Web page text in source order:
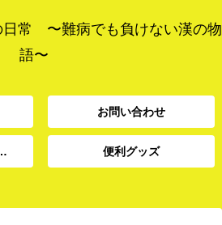
日常 〜難病でも負けない漢の物
語〜
お問い合わせ
ー、免責事項 便利グッズ